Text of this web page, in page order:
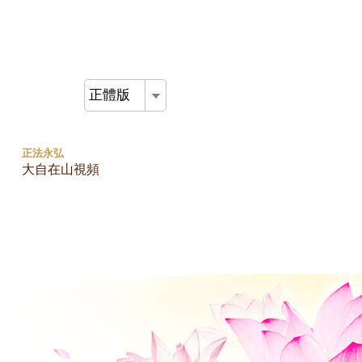
正體版
正法永弘
大自在山視頻